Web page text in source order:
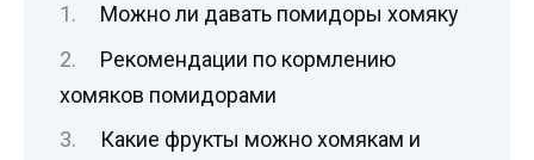
Можно ли давать помидоры хомяку
Рекомендации по кормлению
хомяков помидорами
Какие фрукты можно хомякам и